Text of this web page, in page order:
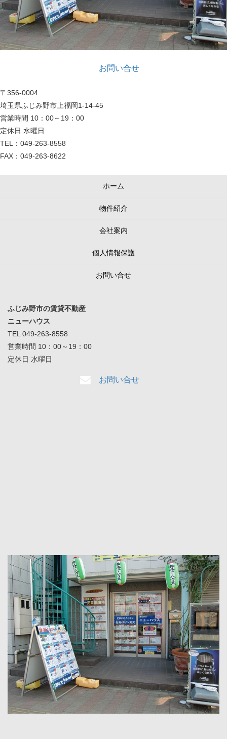
お問い合せ
〒356-0004
埼玉県ふじみ野市上福岡1-14-45
営業時間 10：00～19：00
定休日 水曜日
TEL：049-263-8558
FAX：049-263-8622
ホーム
物件紹介
会社案内
個人情報保護
お問い合せ
ふじみ野市の賃貸不動産
ニューハウス
TEL 049-263-8558
営業時間 10：00～19：00
定休日 水曜日
お問い合せ